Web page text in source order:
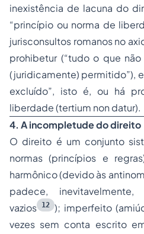
inexistência de lacuna do
“princípio ou norma de
jurisconsultos romanos no
prohibetur (“tudo o que
(juridicamente) permitido”),
excluído”, isto é, ou há
liberdade (tertium non datur).
4. A incompletude do direito
O direito é um conjunto
normas (princípios e
harmônico (devido às
padece,
vazios
12 ); imperfeito
vezes sem conta escrito